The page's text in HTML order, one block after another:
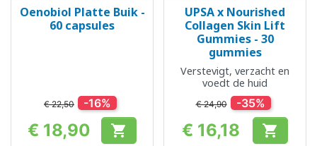
Oenobiol Platte Buik -
60 capsules
€ 22,50 -16%
Prijs
€ 18,90 
UPSA x Nourished
Collagen Skin Lift
Gummies - 30
gummies
Verstevigt, verzacht en
voedt de huid
€ 24,90 -35%
Prijs
€ 16,18 